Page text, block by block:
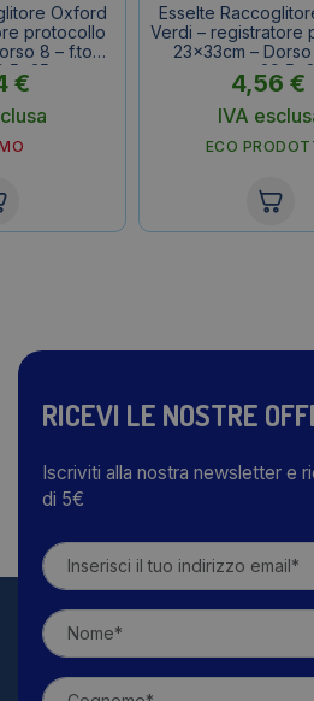
Oxford
protocollo
8 – f.to
€
Esselte
Verdi – registratore
23x33cm – Dorso
esterno4,56 €
IVA
ECO
RICEVI LE NOSTRE
Iscriviti alla nostra newsletter e
di 5€